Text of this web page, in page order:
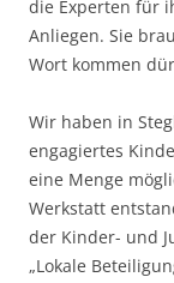
die Experten für
Anliegen. Sie
Wort kommen
Wir haben in
engagiertes
eine Menge
Werkstatt
der Kinder- und
„Lokale